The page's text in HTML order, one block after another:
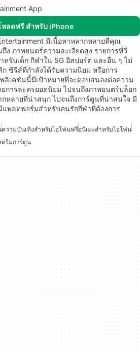
App
หลดฟรี สำหรับ iPhone
มีเนื้อหาหลากหลายที่คุณ
ง ภาพยนตร์ความละเอียดสูง รายการทีวี
หรับเด็ก กีฬาใน 5G อีสปอร์ต และอื่น ๆ ไม่
ซีรีส์ที่กำลังได้รับความนิยม หรือการ
เคชันนี้มีเป้าหมายที่จะตอบสนองต่อความ
การละครยอดนิยม ไปจนถึงภาพยนตร์บล็อก
กหลายที่น่าสนุก ไปจนถึงการ์ตูนที่น่าสนใจ มี
แพลตฟอร์มสำหรับคนรักกีฬาที่ต้องการ
ความบันเทิงสำหรับไอโฟนฟรีอนิเมะสำหรับไอโฟน
รีมการ์ตูน